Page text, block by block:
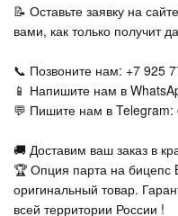
📝 Оставьте заявку на
вами, как только получит
📞 Позвоните нам: +7 925
📱 Напишите нам в
💬 Пишите нам в Telegram:
🚚 Доставим ваш заказ в
🏆 Опция парта на бицепс
оригинальный товар.
всей территории России !